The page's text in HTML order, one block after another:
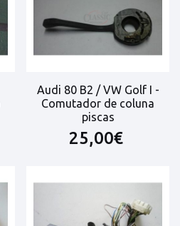
Audi 80 B2 / VW Golf I -
Comutador de coluna
piscas
25,00€